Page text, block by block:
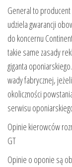
General to
udziela gwarancji
do koncernu
takie same zasady
giganta
wady fabrycznej,
okoliczności
serwisu
Opinie kierowców
GT
Opinie o oponie są